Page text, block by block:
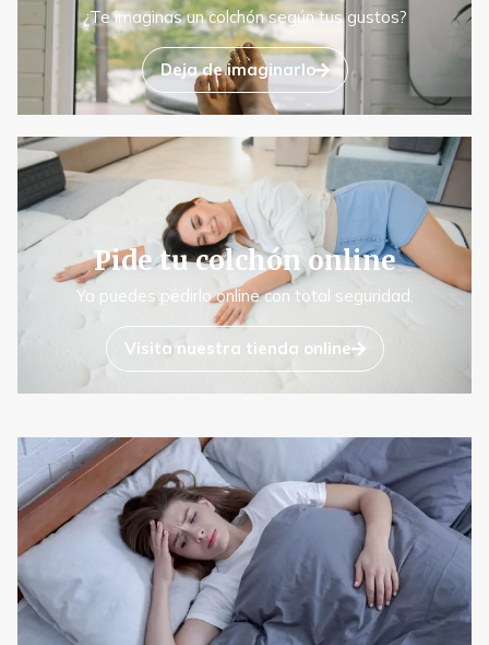
¿Te imaginas un colchón según tus gustos?
Deja de imaginarlo
Pide tu colchón online
Ya puedes pedirlo online con total seguridad.
Visita nuestra tienda online